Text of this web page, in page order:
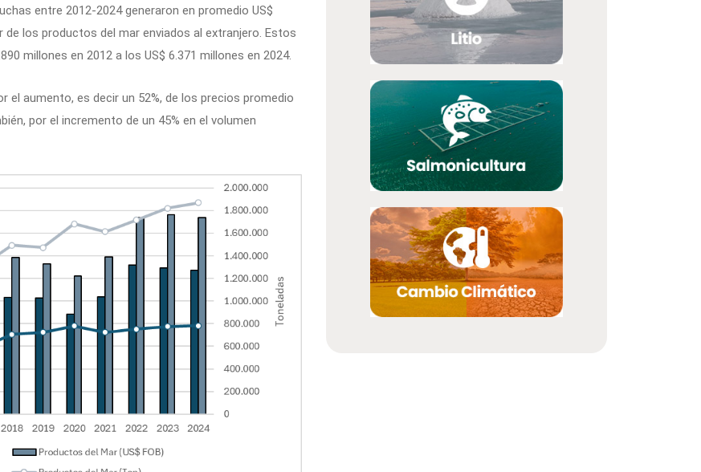
entre 2012-2024 generaron en promedio US$
de los productos del mar enviados al extranjero. Estos
millones en 2012 a los US$ 6.371 millones en 2024.
aumento, es decir un 52%, de los precios promedio
por el incremento de un 45% en el volumen